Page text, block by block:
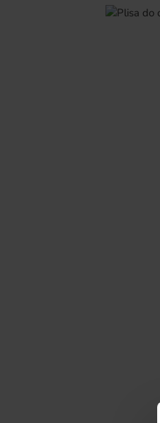
Pomiń galerię zdjęć